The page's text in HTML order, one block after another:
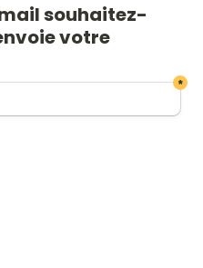
souhaitez-
votre
*